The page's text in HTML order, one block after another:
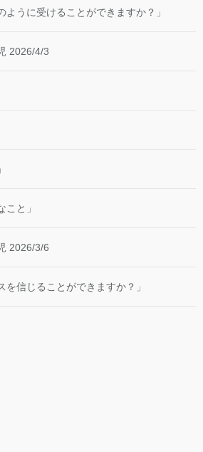
ように受けることができますか？」
2026/4/3
こと」
2026/3/6
を信じることができますか？」